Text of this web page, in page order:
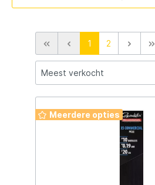
1 2
Meerdere opties